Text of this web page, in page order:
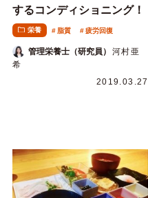
するコンディショニング！
栄養 脂質 疲労回復
管理栄養士（研究員）
河村亜
希
2019.03.27